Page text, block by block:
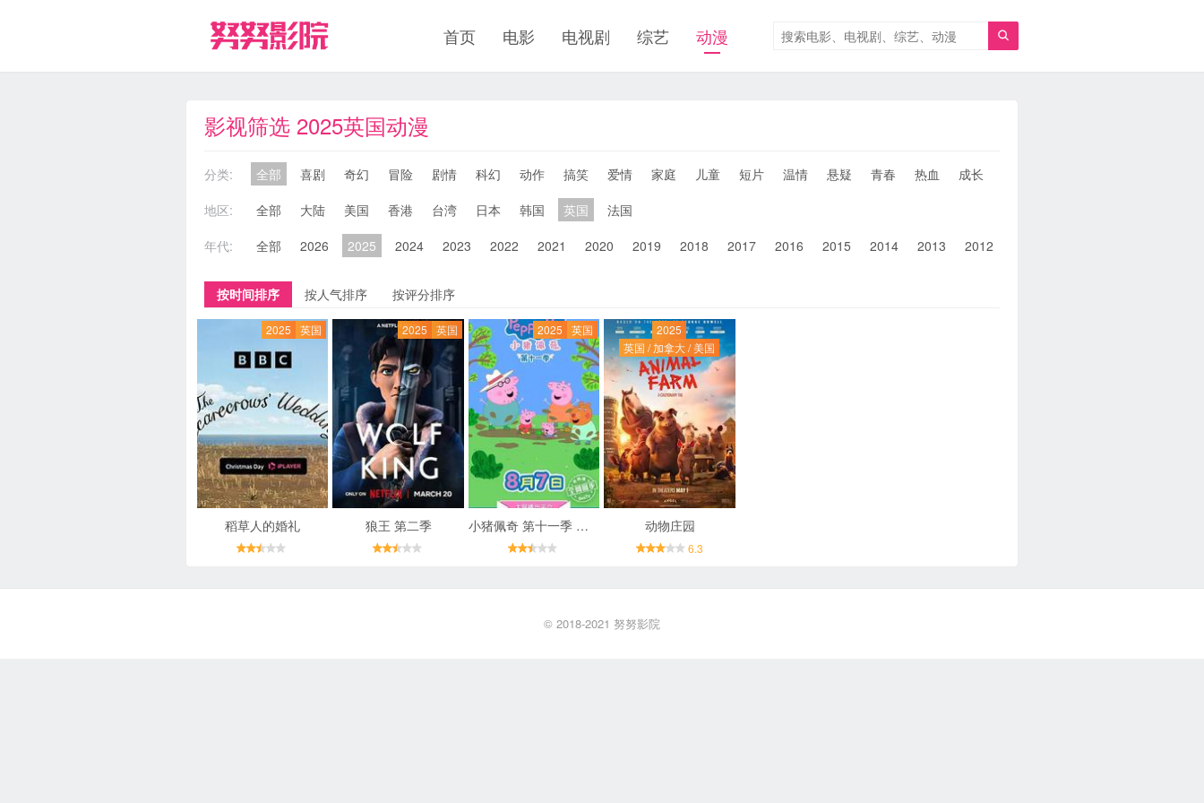

首页 电影 电视剧 综艺 动漫
影视筛选 2025英国动漫
分类: 全部 喜剧 奇幻 冒险 剧情 科幻 动作 搞笑 爱情 家庭 儿童 短片 温情 悬疑 青春 热血 成长
地区:
全部 大陆 美国 香港 台湾 日本 韩国 英国
法国
年代:
全部 2026 2025 2024 2023 2022 2021 2020 2019 2018 2017 2016 2015 2014 2013 2012
按时间排序 按人气排序 按评分排序
2025 英国
稻草人的婚礼
2025 英国
狼王 第二季
2025 英国
小猪佩奇 第十一季 第十一季
2025
英国 / 加拿大 / 美国
动物庄园
6.3
© 2018-2021 努努影院